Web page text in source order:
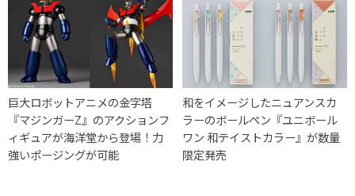
巨大ロボットアニメの金字塔
『マジンガーZ』のアクションフ
ィギュアが海洋堂から登場！力
強いポージングが可能
和をイメージしたニュアンスカ
ラーのボールペン『ユニボール
ワン 和テイストカラー』が数量
限定発売